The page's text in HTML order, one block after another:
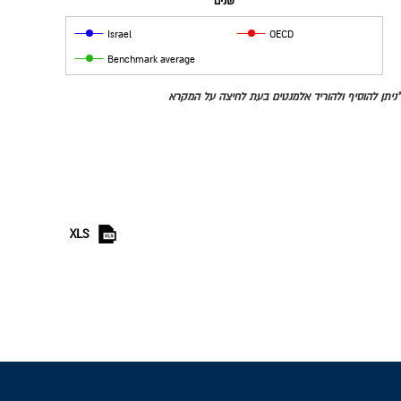
Israel OECD
Benchmark average
*ניתן להוסיף ולהוריד אלמנטים בעת לחיצה על המקרא
XLS